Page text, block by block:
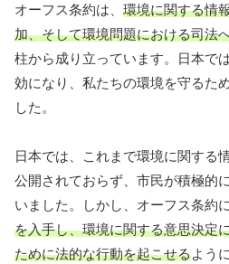
オーフス条約は、 環境に関する情
加、そして環境問題における司法
柱から成り立っています。日本で
効になり、私たちの環境を守るた
した。
日本では、これまで環境に関する
公開されておらず、市民が積極的
いました。しかし、オーフス条約
を入手し、環境に関する意思決定
ために法的な行動を起こせるよう